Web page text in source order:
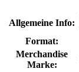
Allgemeine Info:
Format:
Merchandise
Marke: